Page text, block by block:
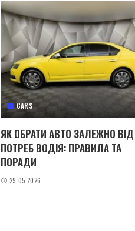
CARS
ЯК ОБРАТИ АВТО ЗАЛЕЖНО ВІД
ПОТРЕБ ВОДІЯ: ПРАВИЛА ТА
ПОРАДИ
29.05.2026